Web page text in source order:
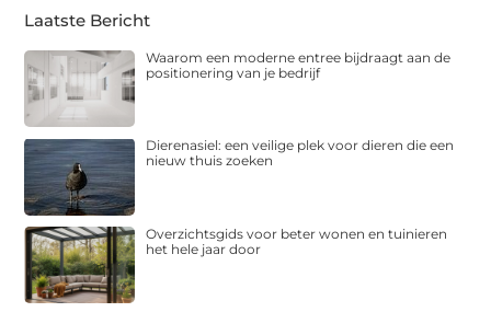
Laatste Bericht
Waarom een moderne entree bijdraagt aan de
positionering van je bedrijf
Dierenasiel: een veilige plek voor dieren die een
nieuw thuis zoeken
Overzichtsgids voor beter wonen en tuinieren
het hele jaar door